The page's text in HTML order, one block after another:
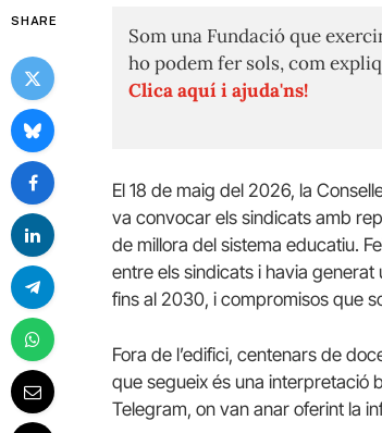
SHARE
Som una Fundació que
ho podem fer sols, com
Clica aquí i ajuda'ns!
El 18 de maig del 2026, la
va convocar els sindicats amb
de millora del sistema educatiu.
entre els sindicats i havia
fins al 2030, i compromisos que
Fora de l’edifici, centenars de
que segueix és una interpretació
Telegram, on van anar oferint la